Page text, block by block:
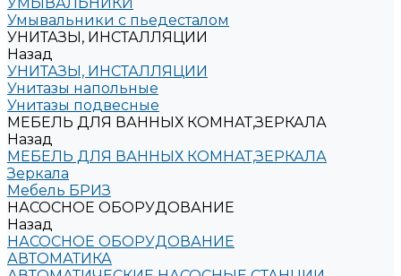
Умывальники с пьедесталом
УНИТАЗЫ, ИНСТАЛЛЯЦИИ
Назад
УНИТАЗЫ, ИНСТАЛЛЯЦИИ
Унитазы напольные
Унитазы подвесные
МЕБЕЛЬ ДЛЯ ВАННЫХ КОМНАТ,ЗЕРКАЛА
Назад
МЕБЕЛЬ ДЛЯ ВАННЫХ КОМНАТ,ЗЕРКАЛА
Зеркала
Мебель БРИЗ
НАСОСНОЕ ОБОРУДОВАНИЕ
Назад
НАСОСНОЕ ОБОРУДОВАНИЕ
АВТОМАТИКА